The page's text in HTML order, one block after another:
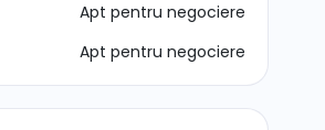
Apt pentru negociere
Apt pentru negociere